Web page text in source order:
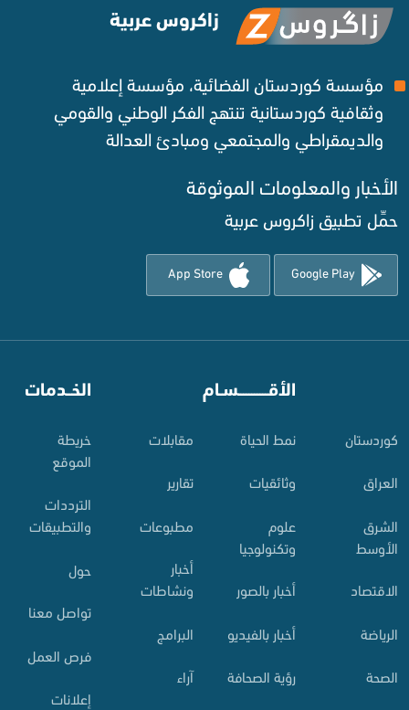
زاكروس عربية
مؤسسة كوردستان الفضائية، مؤسسة إعلامية
وثقافية كوردستانية تنتهج الفكر الوطني والقومي
والديمقراطي والمجتمعي ومبادئ العدالة ‌
الأخبار والمعلومات الموثوقة‌
حمِّل تطبيق زاكروس عربية
Google Play
App Store
کوردستان
العراق
الشرق
الأوسط
الاقتصاد
الرياضة
الصحة
الأقـــــــــــسـام
نمط الحياة
وثائقيات
علوم
وتكنولوجيا
أخبار بالصور
أخبار بالفيديو
رؤية الصحافة
مقابلات
تقارير
مطبوعات
أخبار
ونشاطات
البرامج
آراء
الخــدمات
خريطة
الموقع
الترددات
والتطبيقات
حول
تواصل معنا
فرص العمل
إعلانات